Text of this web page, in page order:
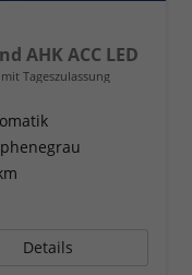
AHK ACC LED
Tageszulassung
Details